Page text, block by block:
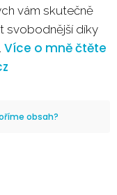
vám skutečně
svobodnější díky
Více o mně čtěte
obsah?